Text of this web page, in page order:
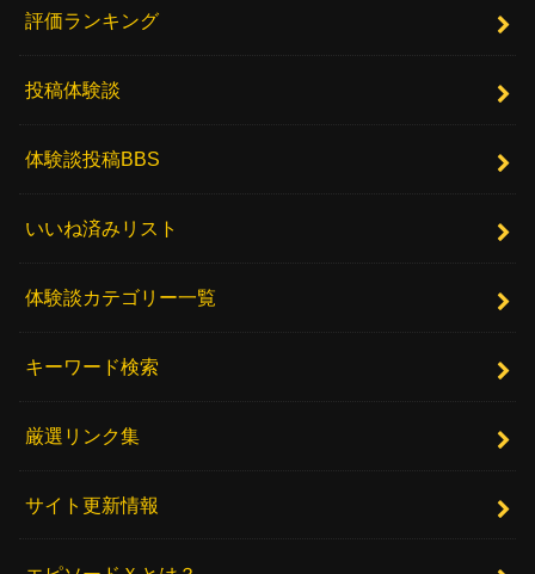
評価ランキング
投稿体験談
体験談投稿BBS
いいね済みリスト
体験談カテゴリー一覧
キーワード検索
厳選リンク集
サイト更新情報